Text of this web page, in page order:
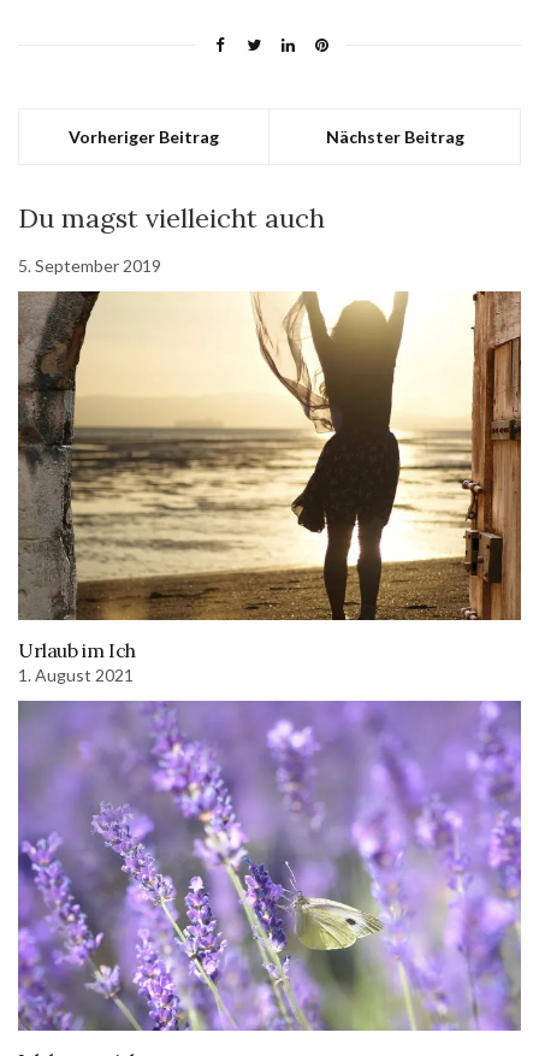
Vorheriger Beitrag Nächster Beitrag
Du magst vielleicht auch
5. September 2019
Urlaub im Ich
1. August 2021